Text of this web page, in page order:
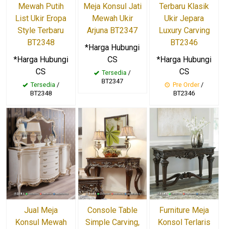
Mewah Putih
List Ukir Eropa
Style Terbaru
BT2348
*Harga Hubungi
CS
Tersedia/
BT2348
Meja Konsul Jati
Mewah Ukir
Arjuna BT2347
*Harga Hubungi
CS
Tersedia /
BT2347
Terbaru Klasik
Ukir Jepara
Luxury Carving
BT2346
*Harga Hubungi
CS
Pre Order/
BT2346
Jual Meja
Konsul Mewah
Console Table
Simple Carving,
Furniture Meja
Konsol Terlaris